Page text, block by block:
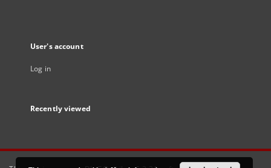
User's account
Log in
Recently viewed